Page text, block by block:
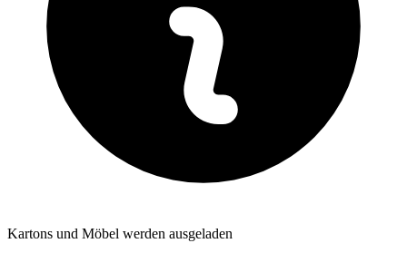
Kartons und Möbel werden ausgeladen